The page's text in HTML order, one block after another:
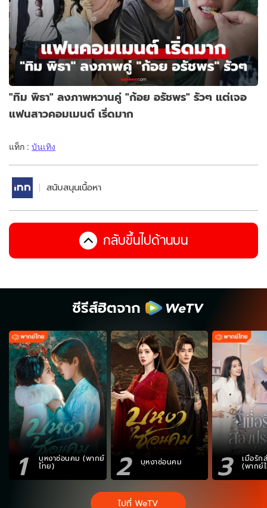
"ทิม พิธา" ลงภาพหวานคู่ "ก้อย อรัชพร" รัวๆ แต่เจอ
แฟนสาวคอมเมนต์ เริ่ดมาก
แท็ก : บันเทิง
สนับสนุนเนื้อหา
กลับขึ้นไปด้านบน
ซีรีส์ฮิตจาก
1 บุหงาซ่อนคม (พากย์
ไทย) 2 บุหงาซ่อนคม 3 เมื่อรัก
(พากย์
ไปที่ WeTV